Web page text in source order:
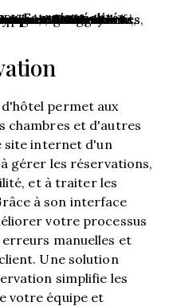
Fonctionnalités avancées
automatisée des tarifs, Rapports et analyses avancés, Accès mobile, Tableaux de bord personnalisables, Accès API pour intégrations tierces, Messagerie automatisée des clients, Outils de gestion des revenus
permet aux
chambres et d'autres
site internet d'un
gérer les réservations,
et à traiter les
à son interface
votre processus
manuelles et
Une solution
simplifie les
votre équipe et